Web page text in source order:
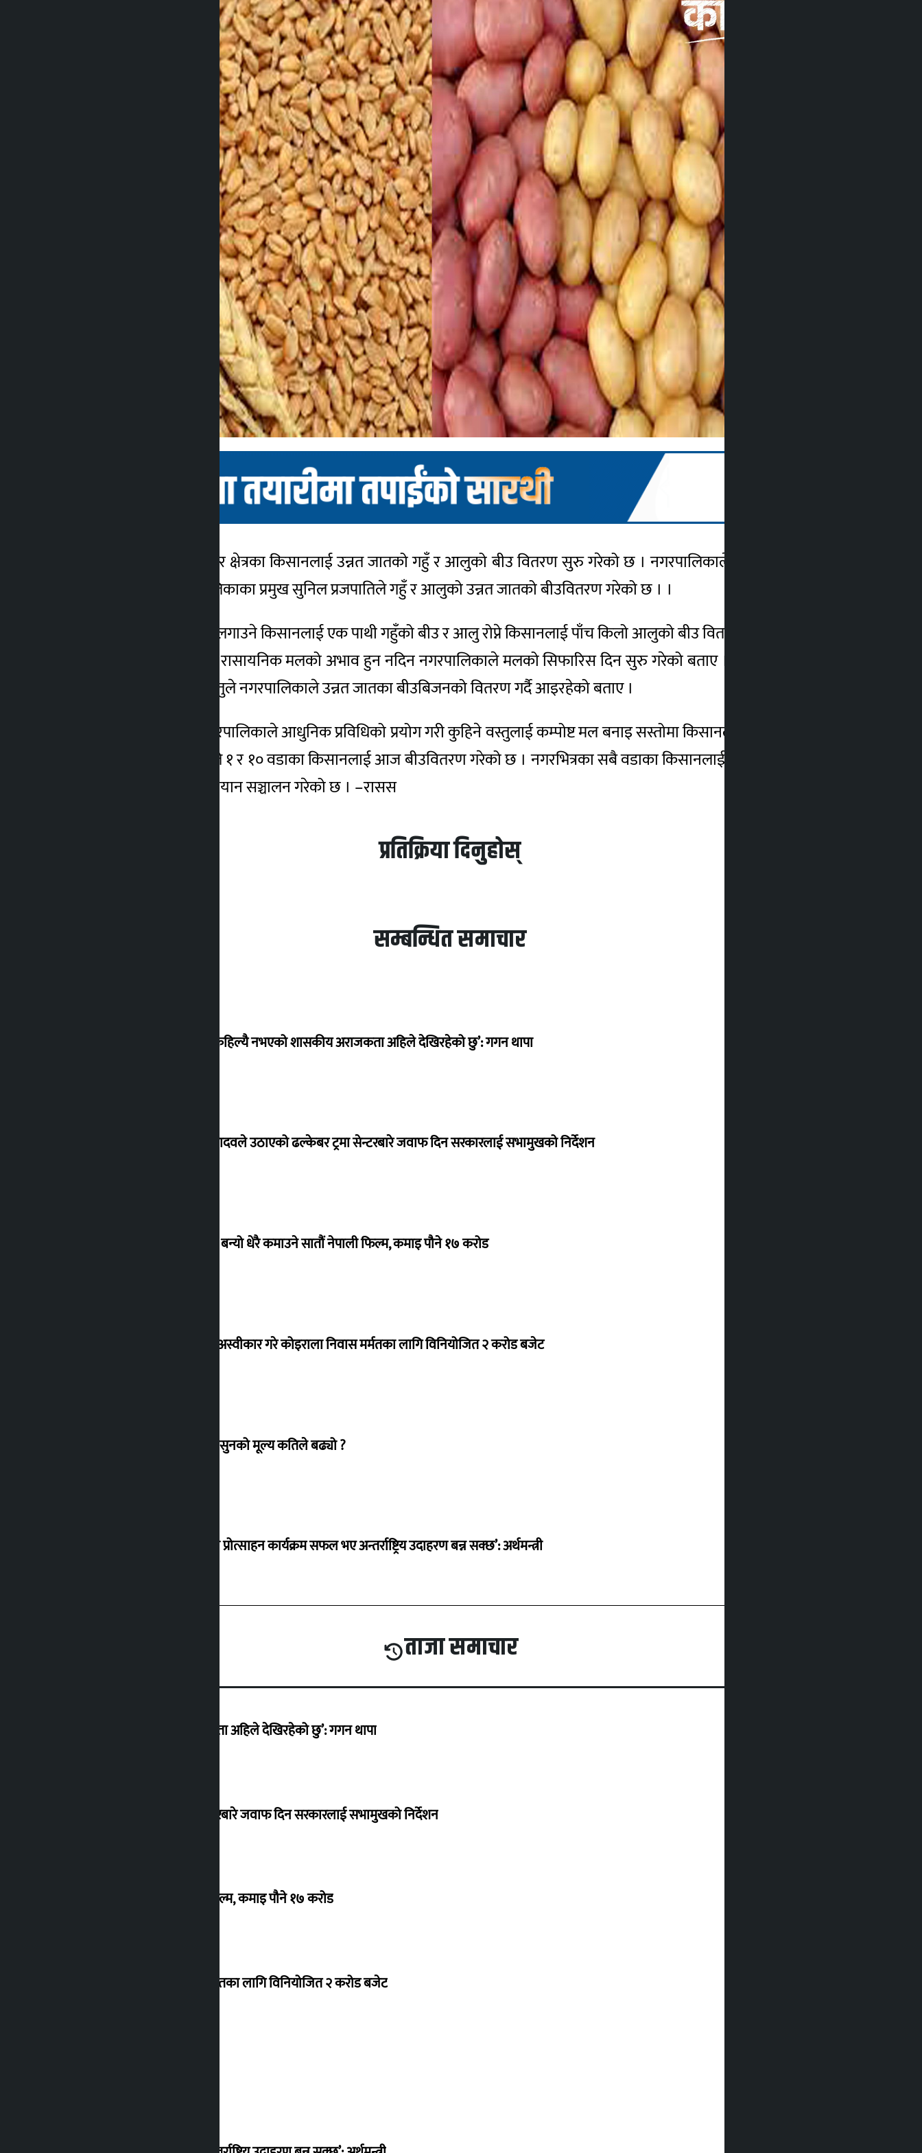
भक्तपुर । नगरपालिकाले नगर क्षेत्रका किसानलाई उन्नत जातको गहुँ र आलुको बीउ वितरण सुरु गरेको छ । नगरपालिकाले आज आयोजना गरेको बीउ
वितरण कार्यक्रममा नगरपालिकाका प्रमुख सुनिल प्रजपातिले गहुँ र आलुको उन्नत जातको बीउवितरण गरेको छ । ।
प्राथमिकताका आधारमा गहुँ लगाउने किसानलाई एक पाथी गहुँको बीउ र आलु रोप्ने किसानलाई पाँच किलो आलुको बीउ वितरण गरिएको हो । नगर प्रमुख
प्रजापतिले गहुँबालीका लागि रासायनिक मलको अभाव हुन नदिन नगरपालिकाले मलको सिफारिस दिन सुरु गरेको बताए । उनले उत्पादकत्व बढाउन र
किसानलाई प्रोत्साहित गर्ने हेतुले नगरपालिकाले उन्नत जातका बीउबिजनको वितरण गर्दै आइरहेको बताए ।
प्रमुख प्रजापतिले भक्तपुर नगरपालिकाले आधुनिक प्रविधिको प्रयोग गरी कुहिने वस्तुलाई कम्पोष्ट मल बनाइ सस्तोमा किसानलाई बिक्रीवितरण गर्न तयारी
गरेको बताए । नगरपालिकाले १ र १० वडाका किसानलाई आज बीउवितरण गरेको छ । नगरभित्रका सबै वडाका किसानलाई पाँच किलो गहुँ र पाँच किलो
आलुको बीउवितरण गर्ने अभियान सञ्चालन गरेको छ । –रासस
प्रतिक्रिया दिनुहोस्
सम्बन्धित समाचार
‘देशमा कहिल्यै नभएको शासकीय अराजकता अहिले देखिरहेको छु’: गगन थापा
सांसद यादवले उठाएको ढल्केबर ट्रमा सेन्टरबारे जवाफ दिन सरकारलाई सभामुखको निर्देशन
‘गौंथली’ बन्यो धेरै कमाउने सातौं नेपाली फिल्म, कमाइ पौने १७ करोड
शेखरले अस्वीकार गरे कोइराला निवास मर्मतका लागि विनियोजित २ करोड बजेट
शुक्रबार सुनको मूल्य कतिले बढ्यो ?
‘करदाता प्रोत्साहन कार्यक्रम सफल भए अन्तर्राष्ट्रिय उदाहरण बन्न सक्छ’: अर्थमन्त्री
ताजा समाचार
‘देशमा कहिल्यै नभएको शासकीय अराजकता अहिले देखिरहेको छु’: गगन थापा
सांसद यादवले उठाएको ढल्केबर ट्रमा सेन्टरबारे जवाफ दिन सरकारलाई सभामुखको निर्देशन
‘गौंथली’ बन्यो धेरै कमाउने सातौं नेपाली फिल्म, कमाइ पौने १७ करोड
शेखरले अस्वीकार गरे कोइराला निवास मर्मतका लागि विनियोजित २ करोड बजेट